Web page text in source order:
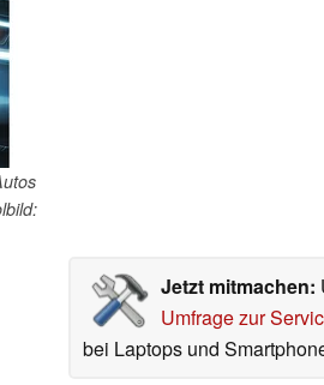
Jetzt mitmachen:
Umfrage zur
bei Laptops und